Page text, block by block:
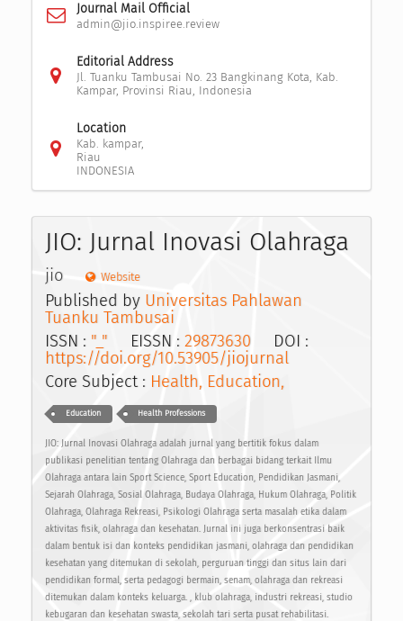
Journal Mail Official
admin@jio.inspiree.review
Editorial Address
Jl. Tuanku Tambusai No. 23 Bangkinang Kota, Kab.
Kampar, Provinsi Riau, Indonesia
Location
Kab. kampar,
Riau
INDONESIA
JIO: Jurnal Inovasi Olahraga
jio Website
Published by Universitas Pahlawan
Tuanku Tambusai
ISSN : "_" EISSN : 29873630 DOI :
https://doi.org/10.53905/jiojurnal
Core Subject : Health, Education,
Education Health Professions
JIO: Jurnal Inovasi Olahraga adalah jurnal yang bertitik fokus dalam
publikasi penelitian tentang Olahraga dan berbagai bidang terkait Ilmu
Olahraga antara lain Sport Science, Sport Education, Pendidikan Jasmani,
Sejarah Olahraga, Sosial Olahraga, Budaya Olahraga, Hukum Olahraga, Politik
Olahraga, Olahraga Rekreasi, Psikologi Olahraga serta masalah etika dalam
aktivitas fisik, olahraga dan kesehatan. Jurnal ini juga berkonsentrasi baik
dalam bentuk isi dan konteks pendidikan jasmani, olahraga dan pendidikan
kesehatan yang ditemukan di sekolah, perguruan tinggi dan situs lain dari
pendidikan formal, serta pedagogi bermain, senam, olahraga dan rekreasi
ditemukan dalam konteks keluarga. , klub olahraga, industri rekreasi, studio
kebugaran dan kesehatan swasta, sekolah tari serta pusat rehabilitasi.